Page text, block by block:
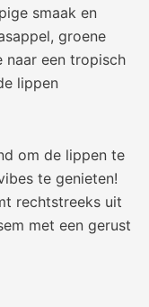
smaak en
groene
naar een tropisch
lippen
om de lippen te
te genieten!
rechtstreeks uit
met een gerust